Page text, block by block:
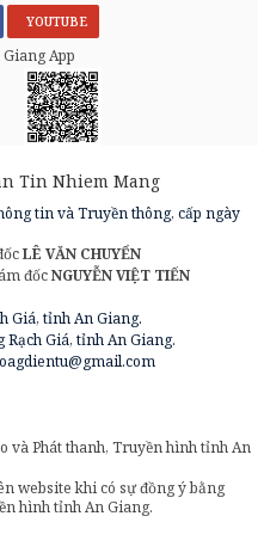
YOUTUBE
App
tin và Truyền thông, cấp ngày
LÊ VĂN CHUYỂN
đốcNGUYỄN VIỆT TIẾN
Giá, tỉnh An Giang.
Giá, tỉnh An Giang.
và Phát thanh, Truyền hình tỉnh An
website khi có sự đồng ý bằng
hình tỉnh An Giang.